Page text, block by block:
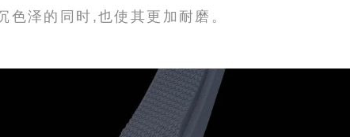
泽的同时,也使其更加耐磨。